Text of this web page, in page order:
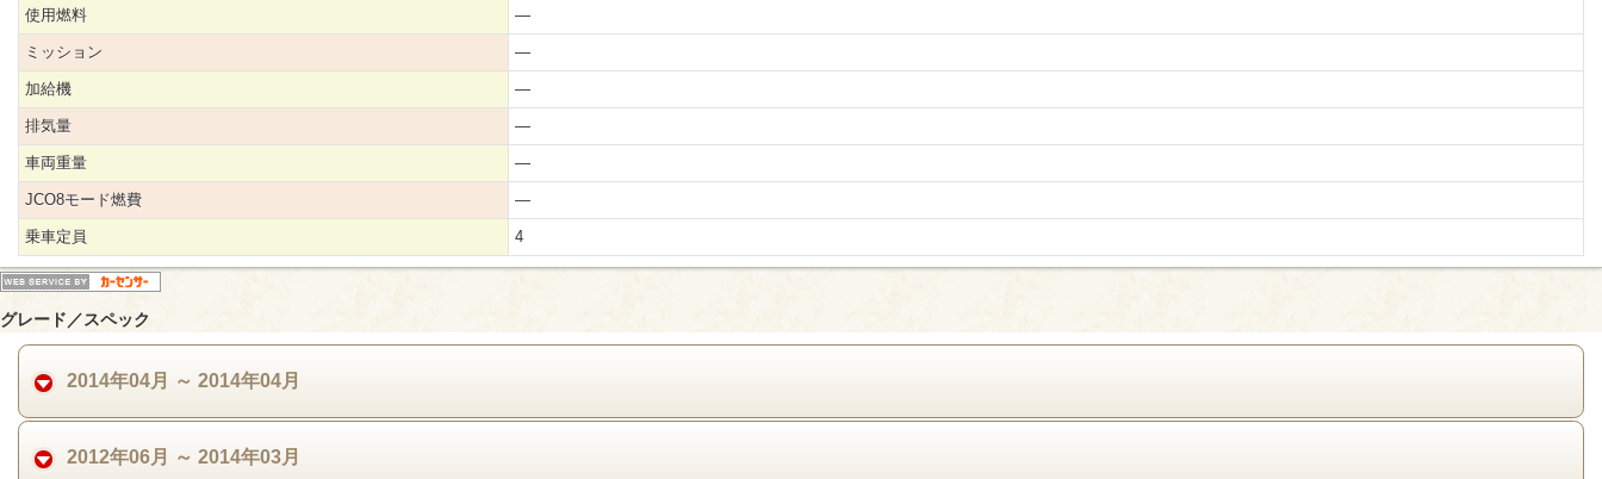
使用燃料 ―
ミッション ―
加給機 ―
排気量 ―
車両重量 ―
JCO8モード燃費 ―
乗車定員 4
グレード／スペック
2014年04月 ～ 2014年04月
2012年06月 ～ 2014年03月